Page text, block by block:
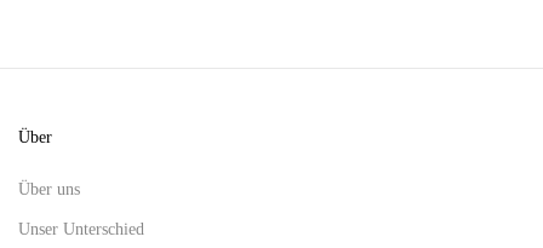
Über
Über uns
Unser Unterschied